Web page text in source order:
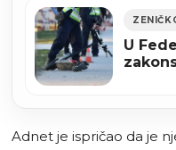
U
Adnet je ispričao da je